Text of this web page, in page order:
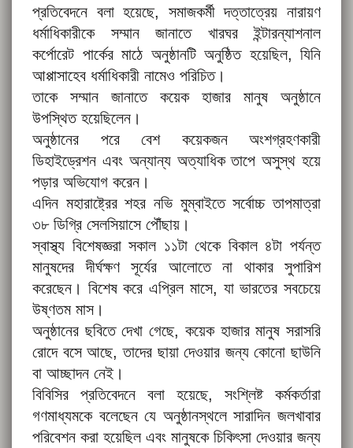
প্রতিবেদনে বলা হয়েছে, সমাজকর্মী দত্তাত্রেয় নারায়ণ
ধর্মাধিকারীকে সম্মান জানাতে খারঘর ইন্টারন্যাশনাল
কর্পোরেট পার্কের মাঠে অনুষ্ঠানটি অনুষ্ঠিত হয়েছিল, যিনি
আপ্পাসাহেব ধর্মাধিকারী নামেও পরিচিত।
তাকে সম্মান জানাতে কয়েক হাজার মানুষ অনুষ্ঠানে
উপস্থিত হয়েছিলেন।
অনুষ্ঠানের পরে বেশ কয়েকজন অংশগ্রহণকারী
ডিহাইড্রেশন এবং অন্যান্য অত্যাধিক তাপে অসুস্থ হয়ে
পড়ার অভিযোগ করেন।
এদিন মহারাষ্ট্রের শহর নভি মুম্বাইতে সর্বোচ্চ তাপমাত্রা
৩৮ ডিগ্রি সেলসিয়াসে পৌঁছায়।
স্বাস্থ্য বিশেষজ্ঞরা সকাল ১১টা থেকে বিকাল ৪টা পর্যন্ত
মানুষদের দীর্ঘক্ষণ সূর্যের আলোতে না থাকার সুপারিশ
করেছেন। বিশেষ করে এপ্রিল মাসে, যা ভারতের সবচেয়ে
উষ্ণতম মাস।
অনুষ্ঠানের ছবিতে দেখা গেছে, কয়েক হাজার মানুষ সরাসরি
রোদে বসে আছে, তাদের ছায়া দেওয়ার জন্য কোনো ছাউনি
বা আচ্ছাদন নেই।
বিবিসির প্রতিবেদনে বলা হয়েছে, সংশ্লিষ্ট কর্মকর্তারা
গণমাধ্যমকে বলেছেন যে অনুষ্ঠানস্থলে সারাদিন জলখাবার
পরিবেশন করা হয়েছিল এবং মানুষকে চিকিৎসা দেওয়ার জন্য